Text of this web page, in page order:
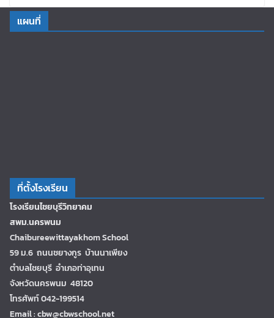
แผนที่
ที่ตั้งโรงเรียน
โรงเรียนไชยบุรีวิทยาคม
สพม.นครพนม
Chaibureewittayakhom School
59 ม.6 ถนนชยางกูร บ้านนาเพียง
ตำบลไชยบุรี อำเภอท่าอุเทน
จังหวัดนครพนม 48120
โทรศัพท์ 042-199514
Email : cbw@cbwschool.net